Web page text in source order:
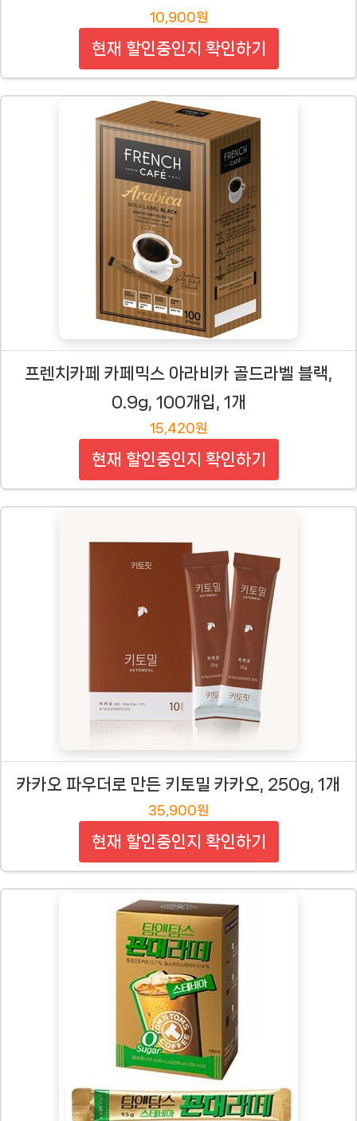
10,900원
현재 할인중인지 확인하기
프렌치카페 카페믹스 아라비카 골드라벨 블랙,
0.9g, 100개입, 1개
15,420원
현재 할인중인지 확인하기
카카오 파우더로 만든 키토밀 카카오, 250g, 1개
35,900원
현재 할인중인지 확인하기